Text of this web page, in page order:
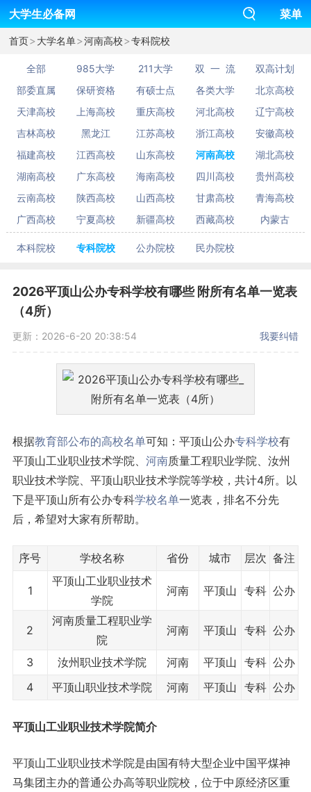
大学生必备网 菜单
首页>大学名单>河南高校>专科院校
全部 985大学 211大学 双 一 流
双高计划
部委直属
保研资格 有硕士点 各类大学
北京高校
天津高校
上海高校 重庆高校 河北高校
辽宁高校
吉林高校
黑龙江 江苏高校 浙江高校
安徽高校
福建高校
江西高校 山东高校 河南高校
湖北高校
湖南高校
广东高校 海南高校 四川高校
贵州高校
云南高校
陕西高校 山西高校 甘肃高校
青海高校
广西高校
宁夏高校 新疆高校 西藏高校 内蒙古
本科院校 专科院校 公办院校 民办院校
2026平顶山公办专科学校有哪些 附所有名单一览表
（4所）
更新：2026-6-20 20:38:54 我要纠错
根据教育部公布的高校名单可知：平顶山公办专科学校有
平顶山工业职业技术学院、 河南质量工程职业学院、汝州
职业技术学院、平顶山职业技术学院等学校，共计4所。以
下是平顶山所有公办专科学校名单一览表，排名不分先
后，希望对大家有所帮助。
序号 学校名称 省份 城市 层次 备注
1
平顶山工业职业技术
学院
河南 平顶山 专科 公办
2
河南质量工程职业学
院
河南 平顶山 专科 公办
3 汝州职业技术学院 河南 平顶山 专科 公办
4
平顶山职业技术学院 河南 平顶山 专科 公办
平顶山工业职业技术学院简介
平顶山工业职业技术学院是由国有特大型企业中国平煤神
马集团主办的普通公办高等职业院校，位于中原经济区重